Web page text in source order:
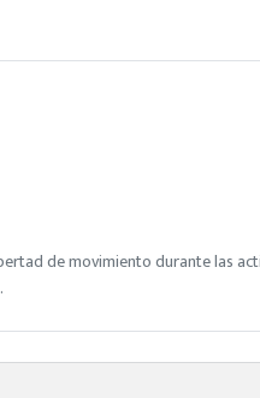
de movimiento durante las